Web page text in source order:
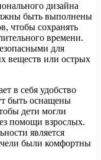
дизайна
быть выполнены
чтобы сохранять
времени.
для
веществ или острых
в себя удобство
быть оснащены
дети могли
помощи взрослых.
является
были комфортны